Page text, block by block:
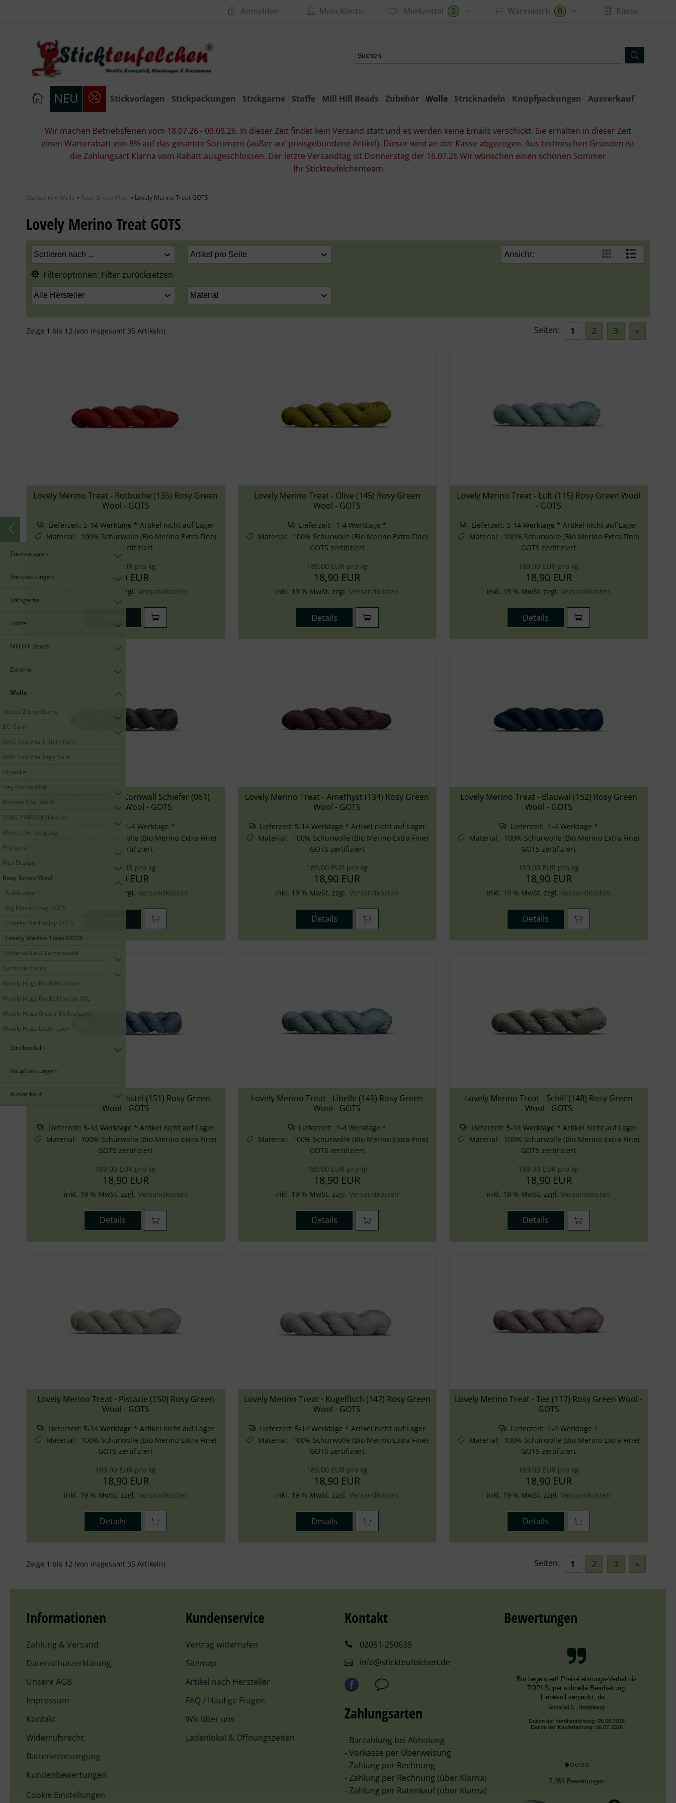
Anmelden Mein Konto Merkzettel 0 Warenkorb 0 Kasse
NEU Stickvorlagen Stickpackungen Stickgarne Stoffe Mill Hill Beads Zubehör Wolle Stricknadeln Knüpfpackungen Ausverkauf
Stickvorlagen
Stickpackungen
Stickgarne
Stoffe
Mill Hill Beads
Zubehör
Wolle
Atelier Zitron Garne
BC Garn
DMC Eco Vita T-Shirt Yarn
DMC Eco Vita Tape Yarn
Filzwolle
Hey Mama Wolf
Kremke Soul Wool
LANG YARNS Kollektion
Manos del Uruguay
Pro Lana
Rico Design
Rosy Green Wool
Anleitungen
Big Merino Hug GOTS
Cheeky Merino Joy GOTS
Lovely Merino Treat GOTS
Sockenwolle & Fersenwolle
Symfonie Yarns
Woolly Hugs Bobbel Cotton
Woolly Hugs Bobbel Cotton XXL
Woolly Hugs Glitzer Beilaufgarn
Woolly Hugs Leder Look
Stricknadeln
Knüpfpackungen
Ausverkauf
Wir machen Betriebsferien vom 18.07.26 - 09.08.26. In dieser Zeit findet kein Versand statt und es werden keine Emails verschickt. Sie erhalten in dieser Zeit
einen Warterabatt von 8% auf das gesamte Sortiment (außer auf preisgebundene Artikel). Dieser wird an der Kasse abgezogen. Aus technischen Gründen ist
die Zahlungsart Klarna vom Rabatt ausgeschlossen. Der letzte Versandtag ist Donnerstag der 16.07.26 Wir wünschen einen schönen Sommer
Ihr Stickteufelchenteam
Startseite » Wolle » Rosy Green Wool » Lovely Merino Treat GOTS
Lovely Merino Treat GOTS
Ansicht:
Filteroptionen: Filter zurücksetzen
Zeige 1 bis 12 (von insgesamt 35 Artikeln) Seiten: 1 2 3 »
Lovely Merino Treat - Rotbuche (135) Rosy Green
Wool - GOTS
Lieferzeit: 5-14 Werktage * Artikel nicht auf Lager
Material: 100% Schurwolle (Bio Merino Extra Fine)
GOTS zertifiziert
189,00 EUR pro kg
18,90 EUR
inkl. 19 % MwSt. zzgl. Versandkosten
Lovely Merino Treat - Olive (145) Rosy Green
Wool - GOTS
Lieferzeit: 1-4 Werktage *
Material: 100% Schurwolle (Bio Merino Extra Fine)
GOTS zertifiziert
189,00 EUR pro kg
18,90 EUR
inkl. 19 % MwSt. zzgl.Versandkosten
Details
Lovely Merino Treat - Luft (115) Rosy Green Wool
- GOTS
Lieferzeit: 5-14 Werktage * Artikel nicht auf Lager
Material: 100% Schurwolle (Bio Merino Extra Fine)
GOTS zertifiziert
189,00 EUR pro kg
18,90 EUR
inkl. 19 % MwSt. zzgl. Versandkosten
Details
Lovely Merino Treat - Cornwall Schiefer (061)
Rosy Green Wool - GOTS
Lieferzeit: 1-4 Werktage *
Material
100% Schurwolle (Bio Merino Extra Fine)
GOTS zertifiziert
189,00 EUR pro kg
18,90 EUR
inkl. 19 % MwSt. zzgl. Versandkosten
Lovely Merino Treat - Amethyst (134) Rosy Green
Wool - GOTS
Lieferzeit: 5-14 Werktage * Artikel nicht auf Lager
Material: 100% Schurwolle (Bio Merino Extra Fine)
GOTS zertifiziert
189,00 EUR pro kg
18,90 EUR
inkl. 19 % MwSt. zzgl.Versandkosten
Details
Lovely Merino Treat - Blauwal (152) Rosy Green
Wool - GOTS
Lieferzeit: 1-4 Werktage *
Material: 100% Schurwolle (Bio Merino Extra Fine)
GOTS zertifiziert
189,00 EUR pro kg
18,90 EUR
inkl. 19 % MwSt. zzgl. Versandkosten
Details
Lovely Merino Treat - Distel (151) Rosy Green
Wool - GOTS
Lieferzeit: 5-14 Werktage * Artikel nicht auf Lager
Material: 100% Schurwolle (Bio Merino Extra Fine)
GOTS zertifiziert
189,00 EUR pro kg
18,90 EUR
inkl. 19 % MwSt. zzgl. Versandkosten
Details
Lovely Merino Treat - Libelle (149) Rosy Green
Wool - GOTS
Lieferzeit: 1-4 Werktage *
Material: 100% Schurwolle (Bio Merino Extra Fine)
GOTS zertifiziert
189,00 EUR pro kg
18,90 EUR
inkl. 19 % MwSt. zzgl.Versandkosten
Details
Lovely Merino Treat - Schilf (148) Rosy Green
Wool - GOTS
Lieferzeit: 5-14 Werktage * Artikel nicht auf Lager
Material: 100% Schurwolle (Bio Merino Extra Fine)
GOTS zertifiziert
189,00 EUR pro kg
18,90 EUR
inkl. 19 % MwSt. zzgl. Versandkosten
Details
Lovely Merino Treat - Pistazie (150) Rosy Green
Wool - GOTS
Lieferzeit: 5-14 Werktage * Artikel nicht auf Lager
Material: 100% Schurwolle (Bio Merino Extra Fine)
GOTS zertifiziert
189,00 EUR pro kg
18,90 EUR
inkl. 19 % MwSt. zzgl. Versandkosten
Details
Lovely Merino Treat - Kugelfisch (147) Rosy Green
Wool - GOTS
Lieferzeit: 5-14 Werktage * Artikel nicht auf Lager
Material: 100% Schurwolle (Bio Merino Extra Fine)
GOTS zertifiziert
189,00 EUR pro kg
18,90 EUR
inkl. 19 % MwSt. zzgl.Versandkosten
Details
Lovely Merino Treat - Tee (117) Rosy Green Wool -
GOTS
Lieferzeit: 1-4 Werktage *
Material: 100% Schurwolle (Bio Merino Extra Fine)
GOTS zertifiziert
189,00 EUR pro kg
18,90 EUR
inkl. 19 % MwSt. zzgl. Versandkosten
Details
Zeige 1 bis 12 (von insgesamt 35 Artikeln) Seiten: 1 2 3 »
Informationen
Zahlung & Versand
Datenschutzerklärung
Unsere AGB
Impressum
Kontakt
Widerrufsrecht
Batterieentsorgung
Kundenbewertungen
Cookie Einstellungen
Kundenservice
Vertrag widerrufen
Sitemap
Artikel nach Hersteller
FAQ / Häufige Fragen
Wir über uns
Ladenlokal & Öffnungszeiten
Kontakt
02051-250639
info@stickteufelchen.de
Zahlungsarten
- Barzahlung bei Abholung
- Vorkasse per Überweisung
- Zahlung per Rechnung
- Zahlung per Rechnung (über Klarna)
- Zahlung per Ratenkauf (über Klarna)
Bewertungen
Schnelle Bearbeitung, nur leider falsche
Farben, die aber dieselben DMC Nummern
trugen.
Datum der Veröffentlichung: 02.08.2026
Datum der Kauferfahrung: 13.07.2026
7,355 Bewertungen